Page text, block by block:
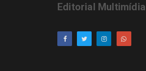
Editorial Multimídia